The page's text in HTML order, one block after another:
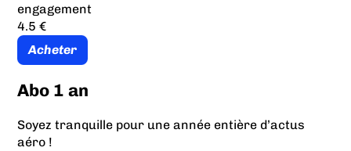
engagement
4.5 €
Acheter
Abo 1 an
Soyez tranquille pour une année entière d’actus
aéro !